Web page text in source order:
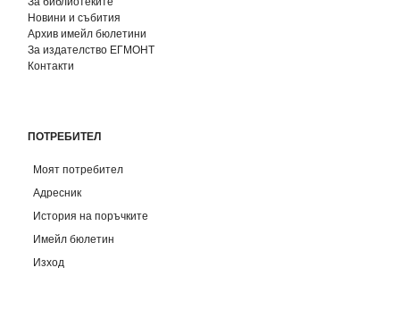
Новини и събития
Архив имейл бюлетини
За издателство ЕГМОНТ
Контакти
ПОТРЕБИТЕЛ
Моят потребител
Адресник
История на поръчките
Имейл бюлетин
Изход